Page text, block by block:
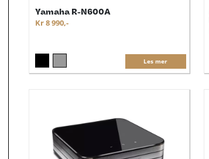
Yamaha R-N600A
Kr 8 990,-
Les mer